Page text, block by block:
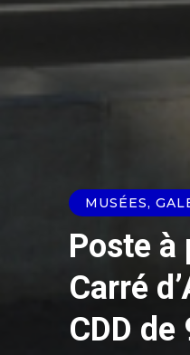
MUSÉES,
Poste à
Carré
CDD